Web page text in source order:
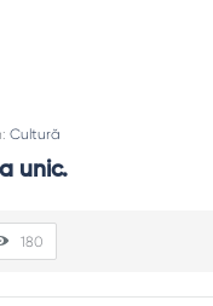
Cultură
unic.
180